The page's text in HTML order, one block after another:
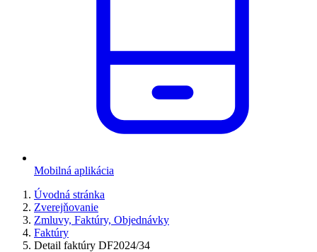
Mobilná aplikácia
Úvodná stránka
Zverejňovanie
Zmluvy, Faktúry, Objednávky
Faktúry
Detail faktúry DF2024/34